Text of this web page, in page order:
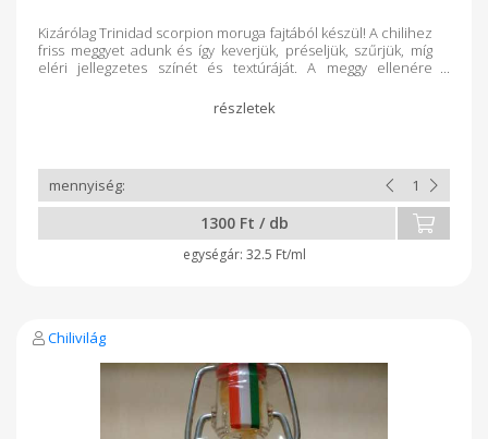
Kizárólag Trinidad scorpion moruga fajtából készül! A chilihez
friss meggyet adunk és így keverjük, préseljük, szűrjük, míg
eléri jellegzetes színét és textúráját. A meggy ellenére
sültek, szendvicsek, pizzák mellé is kiváló. Ereje az
oroszlánéhoz hasonló, mégis inkább az „Örök élet itala”
1300 Ft / db
32.5 Ft/ml
Chilivilág